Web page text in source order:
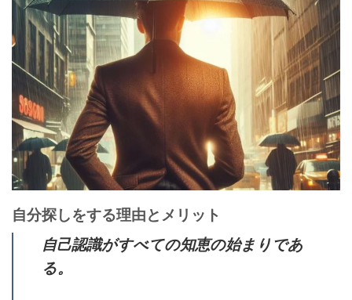
自分探しをする理由とメリット
自己認識がすべての知恵の始まりであ
る。